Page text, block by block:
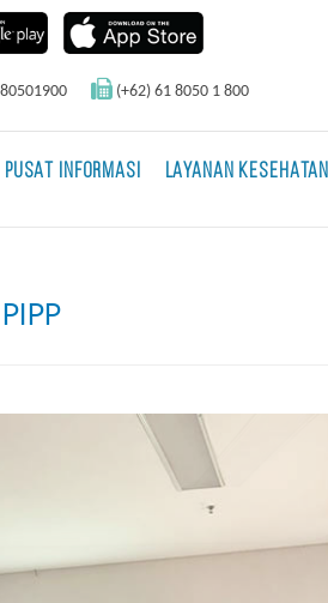
(+62) 61 8050 1 800
PUSAT INFORMASI LAYANAN KESEHATAN